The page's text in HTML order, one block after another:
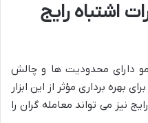
اشتباه رایج
دارای محدودیت ها و چالش
بهره برداری مؤثر از این ابزار
نیز می تواند معامله گران را